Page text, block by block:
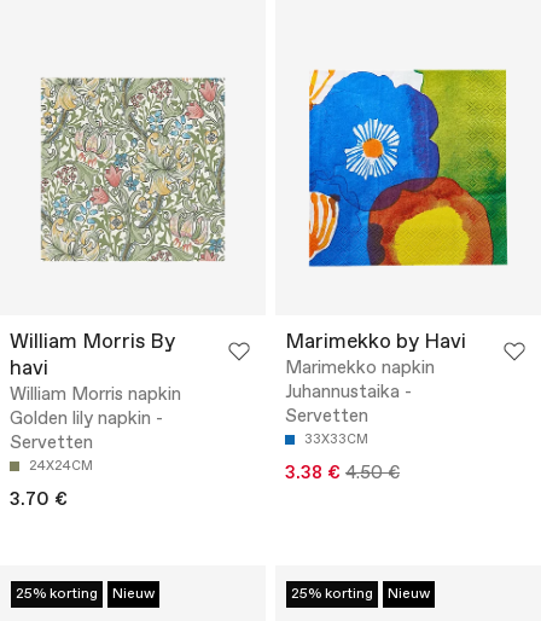
William Morris By
havi
William Morris napkin
Golden lily napkin -
Servetten
24X24CM
3.70 €
Marimekko by Havi
Marimekko napkin
Juhannustaika -
Servetten
33X33CM
3.38 € 4.50 €
25% korting Nieuw 25% korting Nieuw